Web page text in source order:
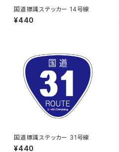
国道標識ステッカー 14号線
¥440
国道標識ステッカー 31号線
¥440